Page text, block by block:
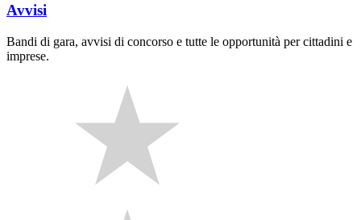
Avvisi
Bandi di gara, avvisi di concorso e tutte le opportunità per cittadini e
imprese.